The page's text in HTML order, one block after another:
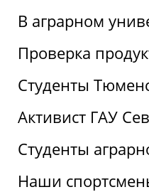
В аграрном
Проверка
Студенты
Активист ГАУ
Студенты
Наши